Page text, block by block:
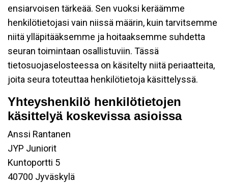
ensiarvoisen tärkeää. Sen vuoksi keräämme
henkilötietojasi vain niissä määrin, kuin tarvitsemme
niitä ylläpitääksemme ja hoitaaksemme suhdetta
seuran toimintaan osallistuviin. Tässä
tietosuojaselosteessa on käsitelty niitä periaatteita,
joita seura toteuttaa henkilötietoja käsittelyssä.
Yhteyshenkilö henkilötietojen
käsittelyä koskevissa asioissa
Anssi Rantanen
JYP Juniorit
Kuntoportti 5
40700 Jyväskylä